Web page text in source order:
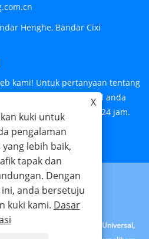
Henghe, Bandar Cixi
kami! Untuk pertanyaan tentang
sila tinggalkan e-mel anda
berhubung dalam masa 24 jam.
RSS XML Dasar Privasi
Fitting Co.,Ltd. - Gandingan Universal,
X
kuki untuk
pengalaman
lebih baik,
tapak dan
Dengan
anda bersetuju
kuki kami. Dasar